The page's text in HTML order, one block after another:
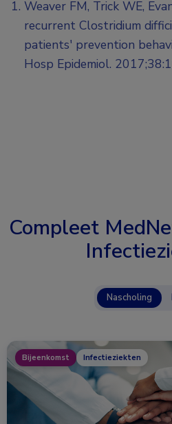
Weaver FM, Trick WE,
recurrent Clostridium
patients' prevention
Hosp Epidemiol.
Compleet
Nascholing
Bijeenkomst Infectieziekten